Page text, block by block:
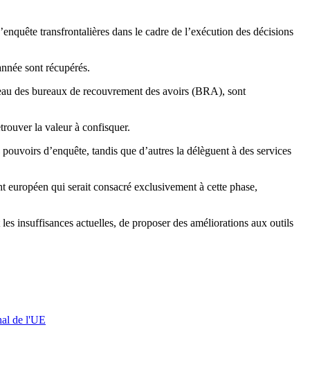
transfrontalières dans le cadre de l’exécution des décisions
sont récupérés.
des bureaux de recouvrement des avoirs (BRA), sont
la valeur à confisquer.
d’enquête, tandis que d’autres la délèguent à des services
qui serait consacré exclusivement à cette phase,
insuffisances actuelles, de proposer des améliorations aux outils
de l'UE